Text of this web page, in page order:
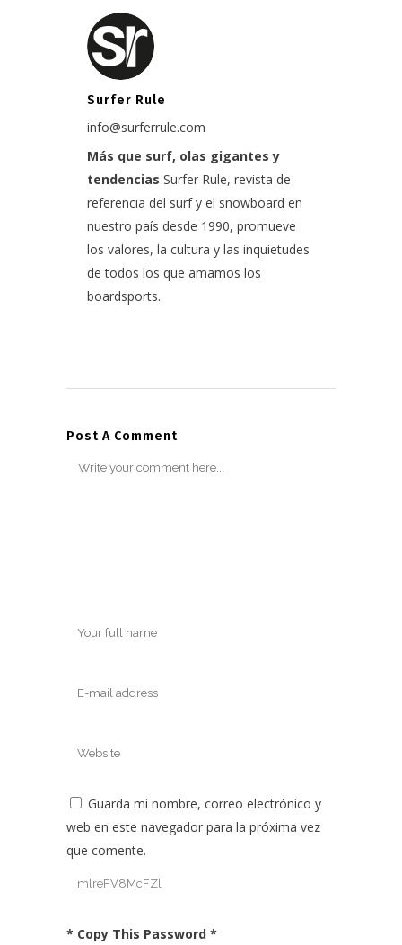
Surfer Rule
info@surferrule.com
Más que surf, olas gigantes y
tendencias Surfer Rule, revista de
referencia del surf y el snowboard en
nuestro país desde 1990, promueve
los valores, la cultura y las inquietudes
de todos los que amamos los
boardsports.
Post A Comment
Guarda mi nombre, correo electrónico y
web en este navegador para la próxima vez
que comente.
* Copy This Password *